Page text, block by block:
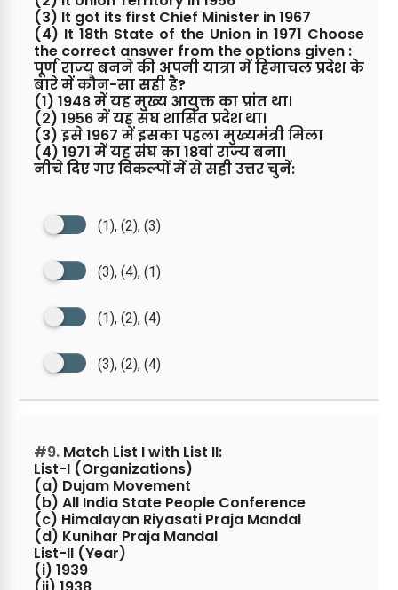
(3) It got its first Chief Minister in 1967
(4) It 18th State of the Union in 1971 Choose
the correct answer from the options given :
पूर्ण राज्य बनने की अपनी यात्रा में हिमाचल प्रदेश के
बारे में कौन-सा सही है?
(1) 1948 में यह मुख्य आयुक्त का प्रांत था।
(2) 1956 में यह संघ शासित प्रदेश था।
(3) इसे 1967 में इसका पहला मुख्यमंत्री मिला
(4) 1971 में यह संघ का 18वां राज्य बना।
नीचे दिए गए विकल्पों में से सही उत्तर चुनें:
(1), (2), (3)
(3), (4), (1)
(1), (2), (4)
(3), (2), (4)
#9. Match List I with List II:
List-I (Organizations)
(a) Dujam Movement
(b) All India State People Conference
(c) Himalayan Riyasati Praja Mandal
(d) Kunihar Praja Mandal
List-II (Year)
(i) 1939